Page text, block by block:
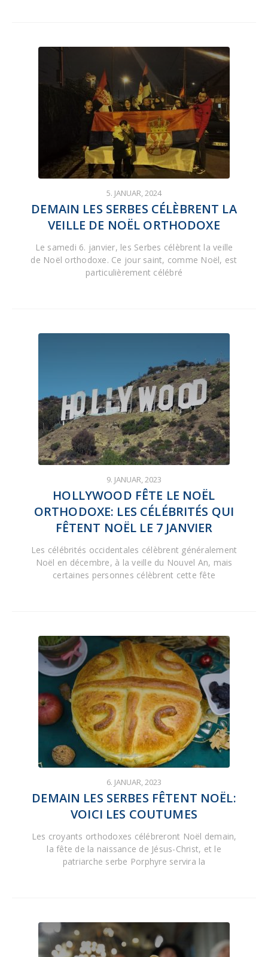
5. JANUAR, 2024
DEMAIN LES SERBES CÉLÈBRENT LA
VEILLE DE NOËL ORTHODOXE
Le samedi 6. janvier, les Serbes célèbrent la veille
de Noël orthodoxe. Ce jour saint, comme Noël, est
particulièrement célébré
9. JANUAR, 2023
HOLLYWOOD FÊTE LE NOËL
ORTHODOXE: LES CÉLÉBRITÉS QUI
FÊTENT NOËL LE 7 JANVIER
Les célébrités occidentales célèbrent généralement
Noël en décembre, à la veille du Nouvel An, mais
certaines personnes célèbrent cette fête
6. JANUAR, 2023
DEMAIN LES SERBES FÊTENT NOËL:
VOICI LES COUTUMES
Les croyants orthodoxes célébreront Noël demain,
la fête de la naissance de Jésus-Christ, et le
patriarche serbe Porphyre servira la